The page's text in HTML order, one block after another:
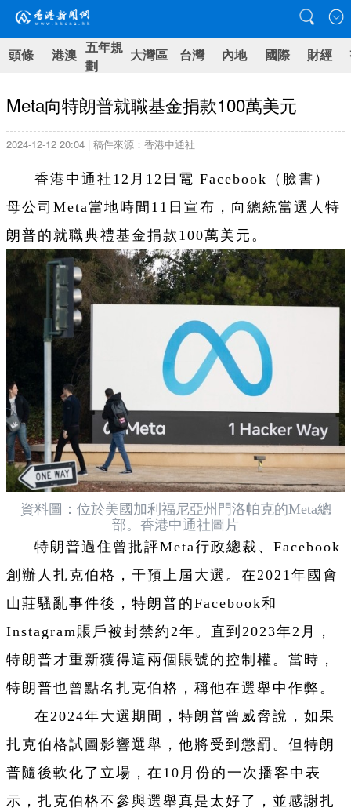
頭條 港澳 五年規
劃
大灣區 台灣 內地 國際 財經
Meta向特朗普就職基金捐款100萬美元
2024-12-12 20:04 | 稿件來源：香港中通社
香港中通社12月12日電 Facebook（臉書）
母公司Meta當地時間11日宣布，向總統當選人特
朗普的就職典禮基金捐款100萬美元。
資料圖：位於美國加利福尼亞州門洛帕克的Meta總
部。香港中通社圖片
特朗普過住曾批評Meta行政總裁、Facebook
創辦人扎克伯格，干預上屆大選。在2021年國會
山莊騷亂事件後，特朗普的Facebook和
Instagram賬戶被封禁約2年。直到2023年2月，
特朗普才重新獲得這兩個賬號的控制權。當時，
特朗普也曾點名扎克伯格，稱他在選舉中作弊。
在2024年大選期間，特朗普曾威脅說，如果
扎克伯格試圖影響選舉，他將受到懲罰。但特朗
普隨後軟化了立場，在10月份的一次播客中表
示，扎克伯格不參與選舉真是太好了，並感謝扎